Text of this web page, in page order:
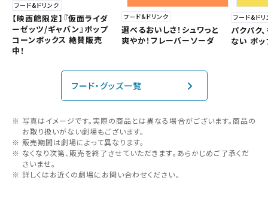
フード&ドリンク
【映画館限定】『仮面ライダ
ーゼッツ/ギャバン』ポップ
コーンボックス 絶賛販売
中！
フード&ドリンク
選べるおいしさ！シュワっと
爽やか！フレーバーソーダ
フード&ド
パクパク
ない ポ
フード・グッズ一覧
写真はイメージです。実際の商品とは異なる場合がございます。商品の
お取り扱いがない劇場もございます。
販売期間は劇場によって異なります。
なくなり次第、販売を終了させていただきます。あらかじめご了承くだ
さいませ。
詳しくはお近くの劇場にお問い合わせください。